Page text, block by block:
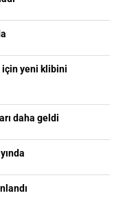
için yeni klibini
daha geldi